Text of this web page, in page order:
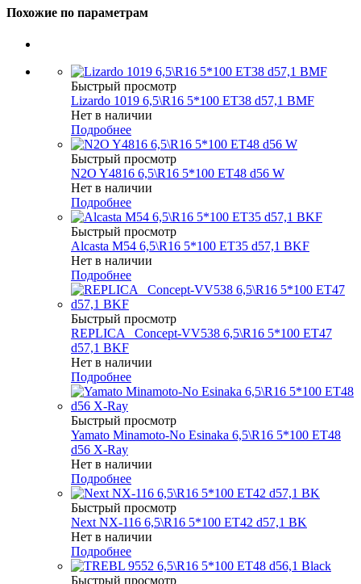
Похожие по параметрам
Быстрый просмотр
Lizardo 1019 6,5\R16 5*100 ET38 d57,1 BMF
Нет в наличии
Подробнее
Быстрый просмотр
N2O Y4816 6,5\R16 5*100 ET48 d56 W
Нет в наличии
Подробнее
Быстрый просмотр
Alcasta M54 6,5\R16 5*100 ET35 d57,1 BKF
Нет в наличии
Подробнее
Быстрый просмотр
REPLICA _Concept-VV538 6,5\R16 5*100 ET47
d57,1 BKF
Нет в наличии
Подробнее
Быстрый просмотр
Yamato Minamoto-No Esinaka 6,5\R16 5*100 ET48
d56 X-Ray
Нет в наличии
Подробнее
Быстрый просмотр
Next NX-116 6,5\R16 5*100 ET42 d57,1 BK
Нет в наличии
Подробнее
Быстрый просмотр